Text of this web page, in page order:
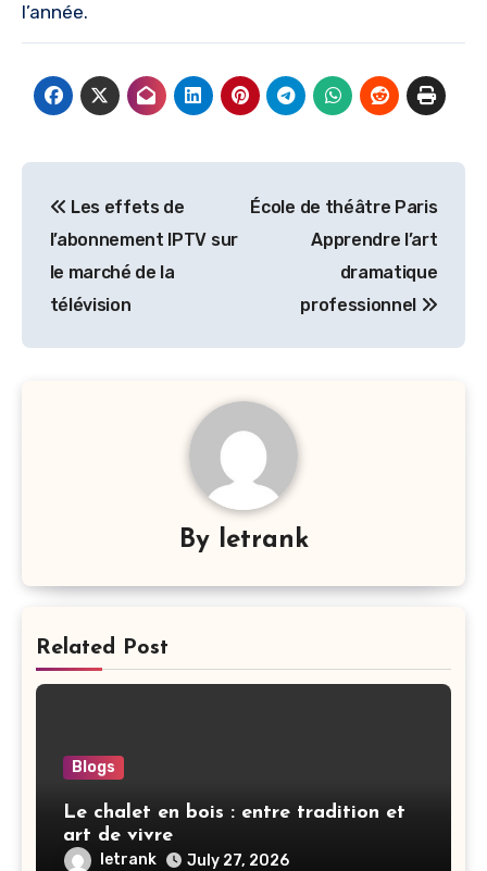
l’année.
navigation
Les effets de
l’abonnement IPTV sur
le marché de la
télévision
École de théâtre Paris
Apprendre l’art
dramatique
professionnel
By letrank
Related Post
Blogs
Le chalet en bois : entre tradition et
art de vivre
letrank July 27, 2026